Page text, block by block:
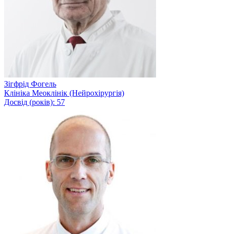
Зігфрід Фогель
Клініка Меоклінік (Нейрохірургія)
Досвід (років): 57